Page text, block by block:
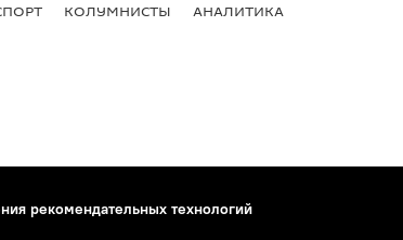
КОЛУМНИСТЫ АНАЛИТИКА
рекомендательных технологий